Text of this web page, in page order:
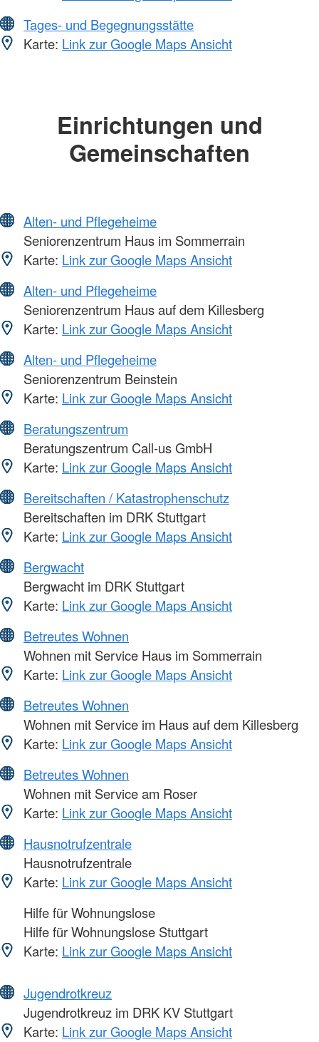
Tages- und Begegnungsstätte
Karte: Link zur Google Maps Ansicht
Einrichtungen und
Gemeinschaften
Alten- und Pflegeheime
Seniorenzentrum Haus im Sommerrain
Karte: Link zur Google Maps Ansicht
Alten- und Pflegeheime
Seniorenzentrum Haus auf dem Killesberg
Karte: Link zur Google Maps Ansicht
Alten- und Pflegeheime
Seniorenzentrum Beinstein
Karte: Link zur Google Maps Ansicht
Beratungszentrum
Beratungszentrum Call-us GmbH
Karte: Link zur Google Maps Ansicht
Bereitschaften / Katastrophenschutz
Bereitschaften im DRK Stuttgart
Karte: Link zur Google Maps Ansicht
Bergwacht
Bergwacht im DRK Stuttgart
Karte: Link zur Google Maps Ansicht
Betreutes Wohnen
Wohnen mit Service Haus im Sommerrain
Karte: Link zur Google Maps Ansicht
Betreutes Wohnen
Wohnen mit Service im Haus auf dem Killesberg
Karte: Link zur Google Maps Ansicht
Betreutes Wohnen
Wohnen mit Service am Roser
Karte: Link zur Google Maps Ansicht
Hausnotrufzentrale
Hausnotrufzentrale
Karte: Link zur Google Maps Ansicht
Hilfe für Wohnungslose
Hilfe für Wohnungslose Stuttgart
Karte: Link zur Google Maps Ansicht
Jugendrotkreuz
Jugendrotkreuz im DRK KV Stuttgart
Karte: Link zur Google Maps Ansicht